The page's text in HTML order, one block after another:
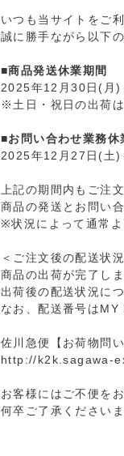
いつも当サイトをご
誠に勝手ながら以下
■商品発送休業期間
2025年12月30日(月
※土日・祝日の出荷
■お問い合わせ業務休
2025年12月27日(土
上記の期間内もご注
商品の発送とお問い
※状況によって通常よ
＜ご注文後の配送状
商品の出荷が完了し
出荷後の配送状況に
なお、配送番号はMY
佐川急便【お荷物問
http://k2k.sagawa-
お客様にはご不便を
何卒ご了承ください